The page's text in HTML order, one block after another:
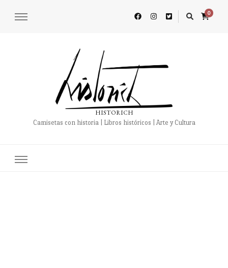
0
HISTORICH
Camisetas con historia | Libros históricos | Arte y Cultura